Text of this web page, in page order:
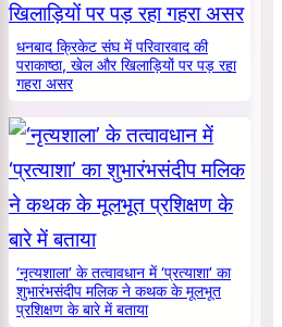
धनबाद क्रिकेट संघ में परिवारवाद की
पराकाष्ठा, खेल और खिलाड़ियों पर पड़ रहा
गहरा असर
‘नृत्यशाला’ के तत्वावधान में ‘प्रत्याशा’ का
शुभारंभसंदीप मलिक ने कथक के मूलभूत
प्रशिक्षण के बारे में बताया